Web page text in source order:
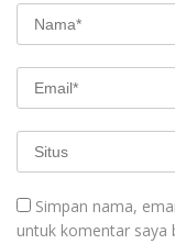
Simpan nama,
untuk komentar saya